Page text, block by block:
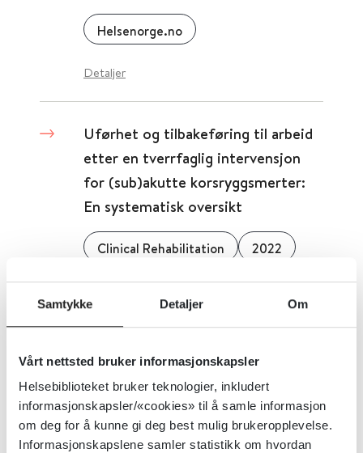
Samtykke Detaljer Om
Vårt nettsted bruker informasjonskapsler
Helsebiblioteket bruker teknologier, inkludert
informasjonskapsler/«cookies» til å samle informasjon
om deg for å kunne gi deg best mulig brukeropplevelse.
Informasjonskapslene samler statistikk om hvordan
Helsenorge.no
Detaljer
Uførhet og tilbakeføring til arbeid
etter en tverrfaglig intervensjon
for (sub)akutte korsryggsmerter:
En systematisk oversikt
Clinical Rehabilitation 2022
Institutt for klinisk odontologi
Detaljer